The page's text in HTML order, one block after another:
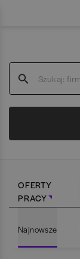
OFERTY
PRACY
Najnowsze